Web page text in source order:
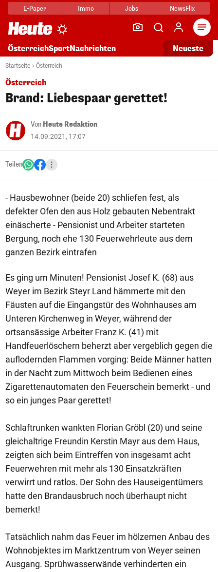
E-Paper Immo Jobs NewsFlix
ÖsterreichSportNachrichten Neueste
Startseite Österreich
Österreich
Brand: Liebespaar gerettet!
Von Heute Redaktion
14.09.2021, 17:07
Teilen
- Hausbewohner (beide 20) schliefen fest, als
defekter Ofen den aus Holz gebauten Nebentrakt
einäscherte - Pensionist und Arbeiter starteten
Bergung, noch ehe 130 Feuerwehrleute aus dem
ganzen Bezirk eintrafen
Es ging um Minuten! Pensionist Josef K. (68) aus
Weyer im Bezirk Steyr Land hämmerte mit den
Fäusten auf die Eingangstür des Wohnhauses am
Unteren Kirchenweg in Weyer, während der
ortsansässige Arbeiter Franz K. (41) mit
Handfeuerlöschern beherzt aber vergeblich gegen die
auflodernden Flammen vorging: Beide Männer hatten
in der Nacht zum Mittwoch beim Bedienen eines
Zigarettenautomaten den Feuerschein bemerkt - und
so ein junges Paar gerettet!
Schlaftrunken wankten Florian Gröbl (20) und seine
gleichaltrige Freundin Kerstin Mayr aus dem Haus,
zeigten sich beim Eintreffen von insgesamt acht
Feuerwehren mit mehr als 130 Einsatzkräften
verwirrt und ratlos. Der Sohn des Hauseigentümers
hatte den Brandausbruch noch überhaupt nicht
bemerkt!
Tatsächlich nahm das Feuer im hölzernen Anbau des
Wohnobjektes im Marktzentrum von Weyer seinen
Ausgang. Sprühwasserwände verhinderten ein